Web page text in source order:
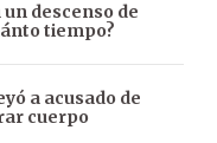
descenso de
tiempo?
a acusado de
cuerpo